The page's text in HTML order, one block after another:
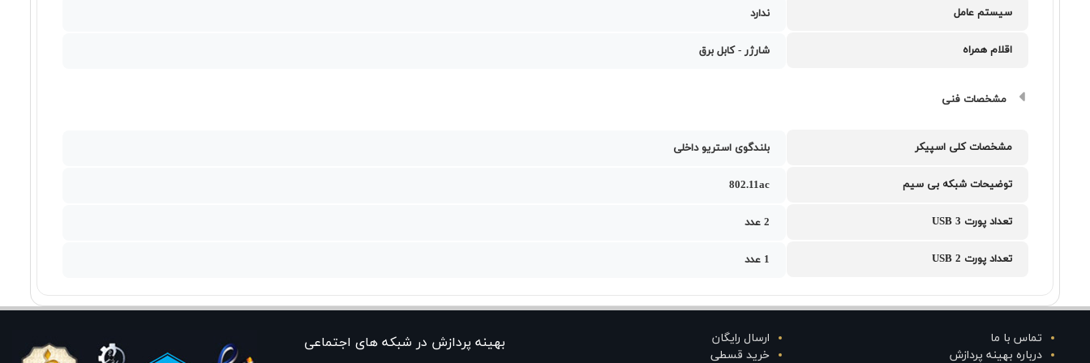
سیستم عامل ندارد
اقلام همراه شارژر - کابل برق
مشخصات فنی
مشخصات کلی اسپیکر بلندگوی استریو داخلی
توضیحات شبکه بی سیم 802.11ac
تعداد پورت USB 3 2 عدد
تعداد پورت USB 2 1 عدد
تماس با ما
درباره بهینه پردازش
ارسال رایگان
خرید قسطی
بهينه پردازش در شبکه های اجتماعی